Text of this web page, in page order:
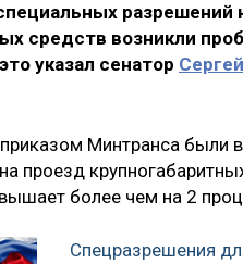
разрешений
средств возникли
указал сенатор
Минтранса были
проезд
более чем на 2
Спецразрешения